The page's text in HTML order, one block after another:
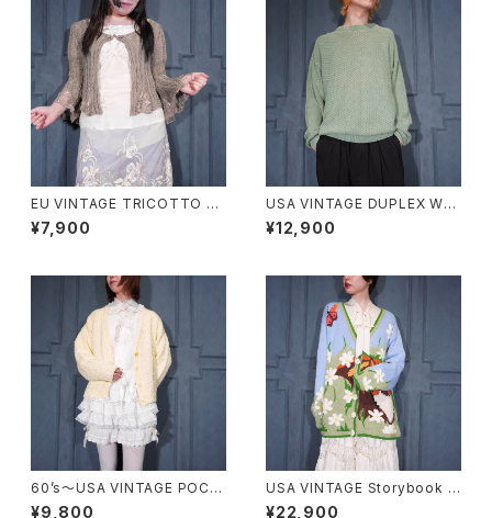
EU VINTAGE TRICOTTO C
HINA BUTTON LACE FLARE
SLEEVE DESIGN KNIT CAR
ニットカーディガン
¥7,900
USA VINTAGE DUPLEX WO
VEN DESIGN COTTON RAM
IE KNIT/アメリカ古着織デザイ
¥12,900
60’s〜USA VINTAGE POCO
POCO KNIT CARDIGAN/60
¥9,800
USA VINTAGE Storybook K
nits FLOWER BUTTON EM
¥22,900